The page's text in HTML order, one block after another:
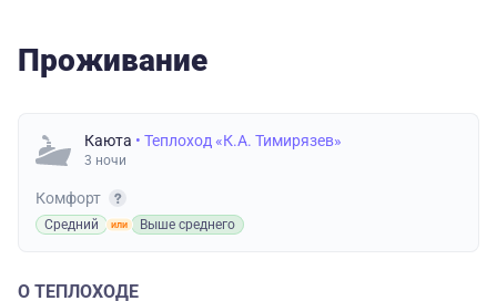
Проживание
Каюта • Теплоход «К.А. Тимирязев»
3 ночи
Комфорт
Средний Выше среднего
О ТЕПЛОХОДЕ